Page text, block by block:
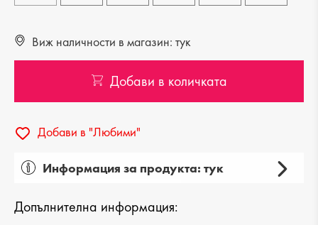
Виж наличности в магазин: тук
Добави в количката
Добави в "Любими"
Информация за продукта: тук
Вид на продукта: ежедневни
Допълнителна информация: